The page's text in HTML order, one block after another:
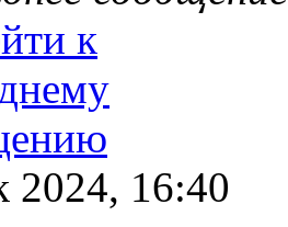
2024, 16:40